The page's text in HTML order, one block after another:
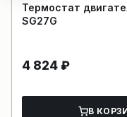
Термостат двигателя Shanghai
SG27G
4 824 ₽
В